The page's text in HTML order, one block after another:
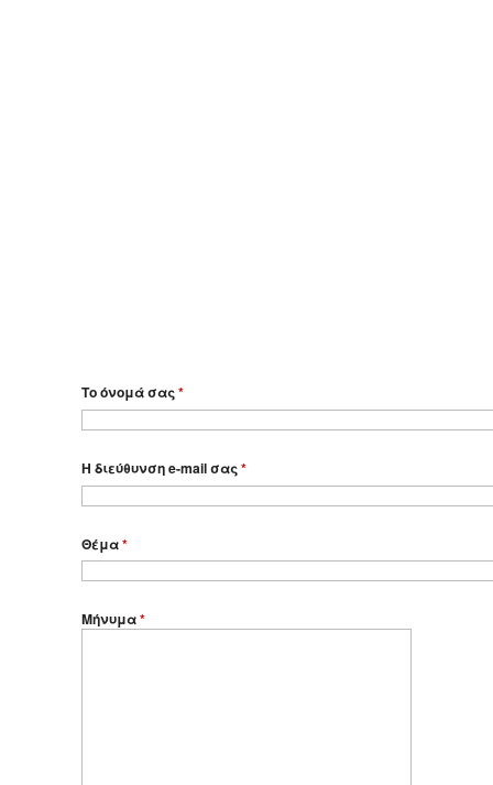
Το όνομά σας*
Η διεύθυνση e-mail σας*
Θέμα*
Μήνυμα*